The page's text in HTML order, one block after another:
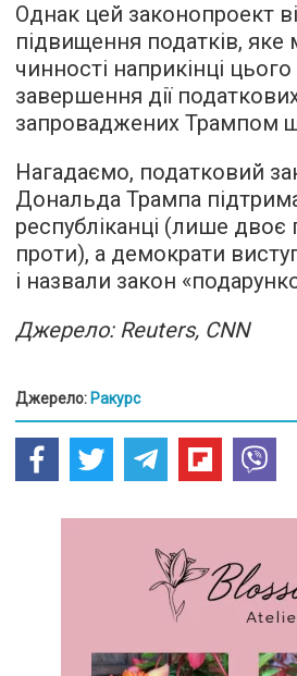
Однак цей законопроект
підвищення податків, яке
чинності наприкінці цього
завершення дії
запроваджених Трампом
Нагадаємо, податковий
Дональда Трампа
республіканці (лише двоє
проти), а демократи
і назвали закон
Джерело: Reuters, CNN
Джерело: Ракурс